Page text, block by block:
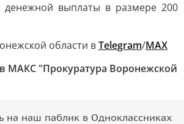
денежной выплаты в размере 200
области вTelegram/MAX
МАКС "Прокуратура Воронежской
на наш паблик в Одноклассниках